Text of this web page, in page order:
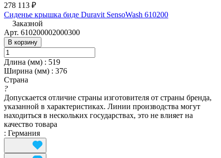
278 113 ₽
Сиденье крышка биде Duravit SensoWash 610200
Заказной
Арт. 610200002000300
В корзину
Длина (мм) : 519
Ширина (мм) : 376
Страна
?
Допускается отличие страны изготовителя от страны бренда,
указанной в характеристиках. Линии производства могут
находиться в нескольких государствах, это не влияет на
качество товара
: Германия